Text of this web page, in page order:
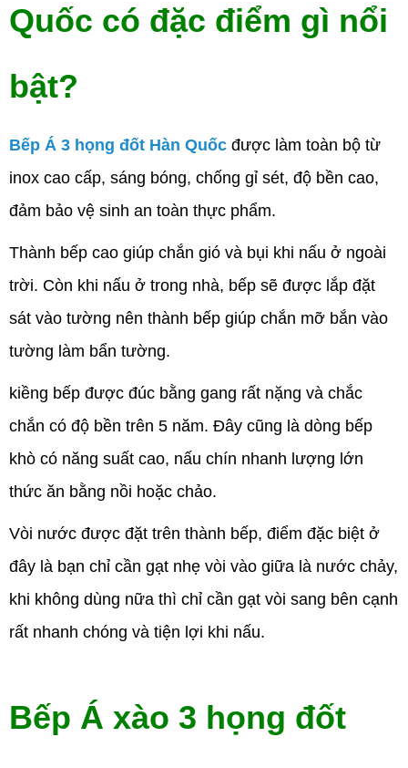
Quốc có đặc điểm gì nổi
bật?
Bếp Á 3 họng đốt Hàn Quốc được làm toàn bộ từ
inox cao cấp, sáng bóng, chống gỉ sét, độ bền cao,
đảm bảo vệ sinh an toàn thực phẩm.
Thành bếp cao giúp chắn gió và bụi khi nấu ở ngoài
trời. Còn khi nấu ở trong nhà, bếp sẽ được lắp đặt
sát vào tường nên thành bếp giúp chắn mỡ bắn vào
tường làm bẩn tường.
kiềng bếp được đúc bằng gang rất nặng và chắc
chắn có độ bền trên 5 năm. Đây cũng là dòng bếp
khò có năng suất cao, nấu chín nhanh lượng lớn
thức ăn bằng nồi hoặc chảo.
Vòi nước được đặt trên thành bếp, điểm đặc biệt ở
đây là bạn chỉ cần gạt nhẹ vòi vào giữa là nước chảy,
khi không dùng nữa thì chỉ cần gạt vòi sang bên cạnh
rất nhanh chóng và tiện lợi khi nấu.
Bếp Á xào 3 họng đốt